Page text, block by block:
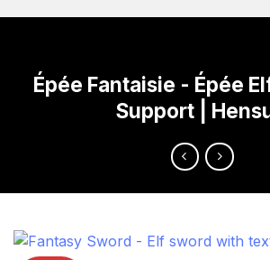
Épée Fantaisie - Épée
Support |